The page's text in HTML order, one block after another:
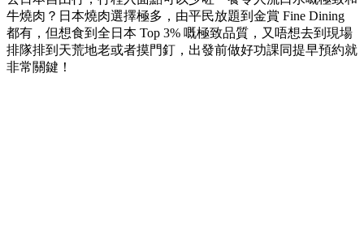
牛燒肉？日本燒肉選擇極多，由平民放題到金賞 Fine Dining
都有，但想食到全日本 Top 3% 嘅極致品質，又唔想去到現場
排隊排到天荒地老或者摸門釘，出發前做好功課同提早預約就
非常關鍵！